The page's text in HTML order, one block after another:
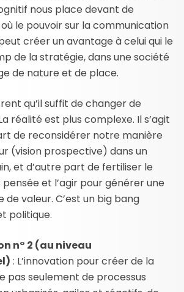
nous place devant de
le pouvoir sur la communication
créer un avantage à celui qui le
de la stratégie, dans une société
de nature et de place.
qu’il suffit de changer de
réalité est plus complexe. Il s’agit
de reconsidérer notre manière
(vision prospective) dans un
et d’autre part de fertiliser le
et l’agir pour générer une
valeur. C’est un big bang
politique.
n° 2 (au niveau
: L’innovation pour créer de la
pas seulement de processus